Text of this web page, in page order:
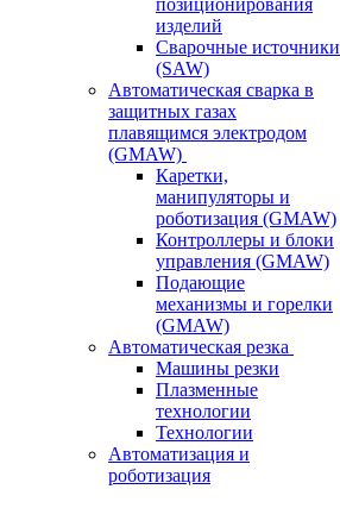
позиционирования
изделий
Сварочные источники
(SAW)
Автоматическая сварка в
защитных газах
плавящимся электродом
(GMAW)
Каретки,
манипуляторы и
роботизация (GMAW)
Контроллеры и блоки
управления (GMAW)
Подающие
механизмы и горелки
(GMAW)
Автоматическая резка
Машины резки
Плазменные
технологии
Технологии
Автоматизация и
роботизация